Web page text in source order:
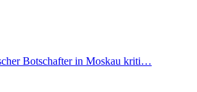
Botschafter in Moskau kriti…